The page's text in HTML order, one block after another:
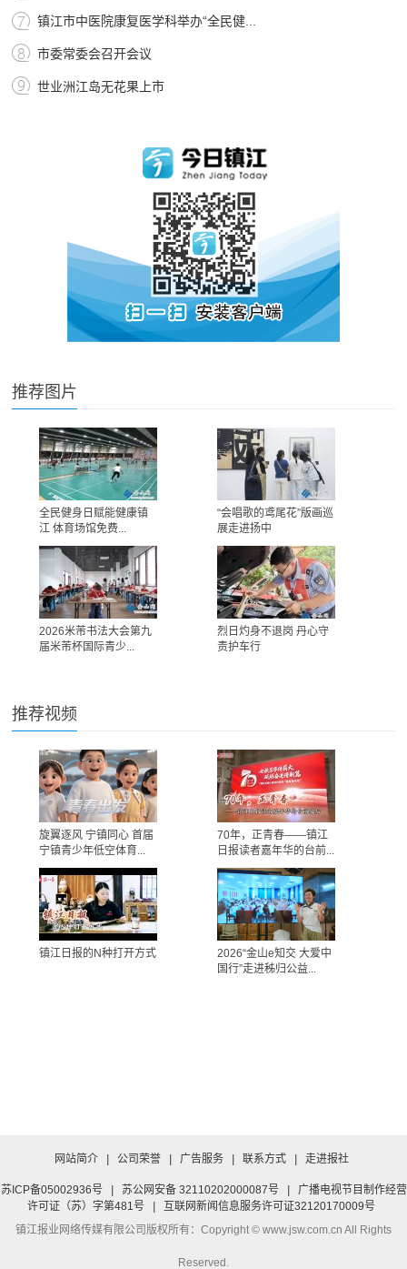
镇江市中医院康复医学科举办“全民健...
市委常委会召开会议
世业洲江岛无花果上市
推荐图片
全民健身日赋能健康镇
江 体育场馆免费...
“会唱歌的鸢尾花”版画巡
展走进扬中
2026米芾书法大会第九
届米芾杯国际青少...
烈日灼身不退岗 丹心守
责护车行
推荐视频
旋翼逐风 宁镇同心 首届
宁镇青少年低空体育...
70年，正青春——镇江
日报读者嘉年华的台前...
镇江日报的N种打开方式
2026“金山e知交 大爱中
国行”走进秭归公益...
网站简介 | 公司荣誉 | 广告服务 | 联系方式 | 走进报社
苏ICP备05002936号 | 苏公网安备 32110202000087号 |
广播电视节目制作经营
许可证（苏）字第481号
|
互联网新闻信息服务许可证32120170009号
镇江报业网络传媒有限公司版权所有：Copyright © www.jsw.com.cn All Rights
Reserved.